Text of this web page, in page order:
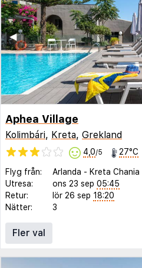
◀︎
Aphea Village
Kolimbári, Kreta, Grekland
4,0/5 27°C
Flyg från: Arlanda - Kreta Chania
Utresa:
ons 23 sep 05:45
Retur:
lör 26 sep 18:20
Nätter:
3
Fler val